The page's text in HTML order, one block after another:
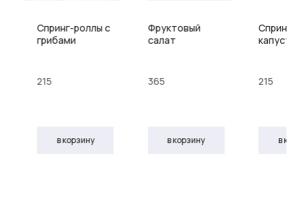
Спринг-роллы с
грибами
215
в корзину
Фруктовый
салат
365
в корзину
Спринг-
капустой
215
в